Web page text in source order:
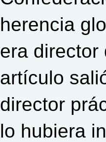
herencia
era director
artículo
director
lo hubiera